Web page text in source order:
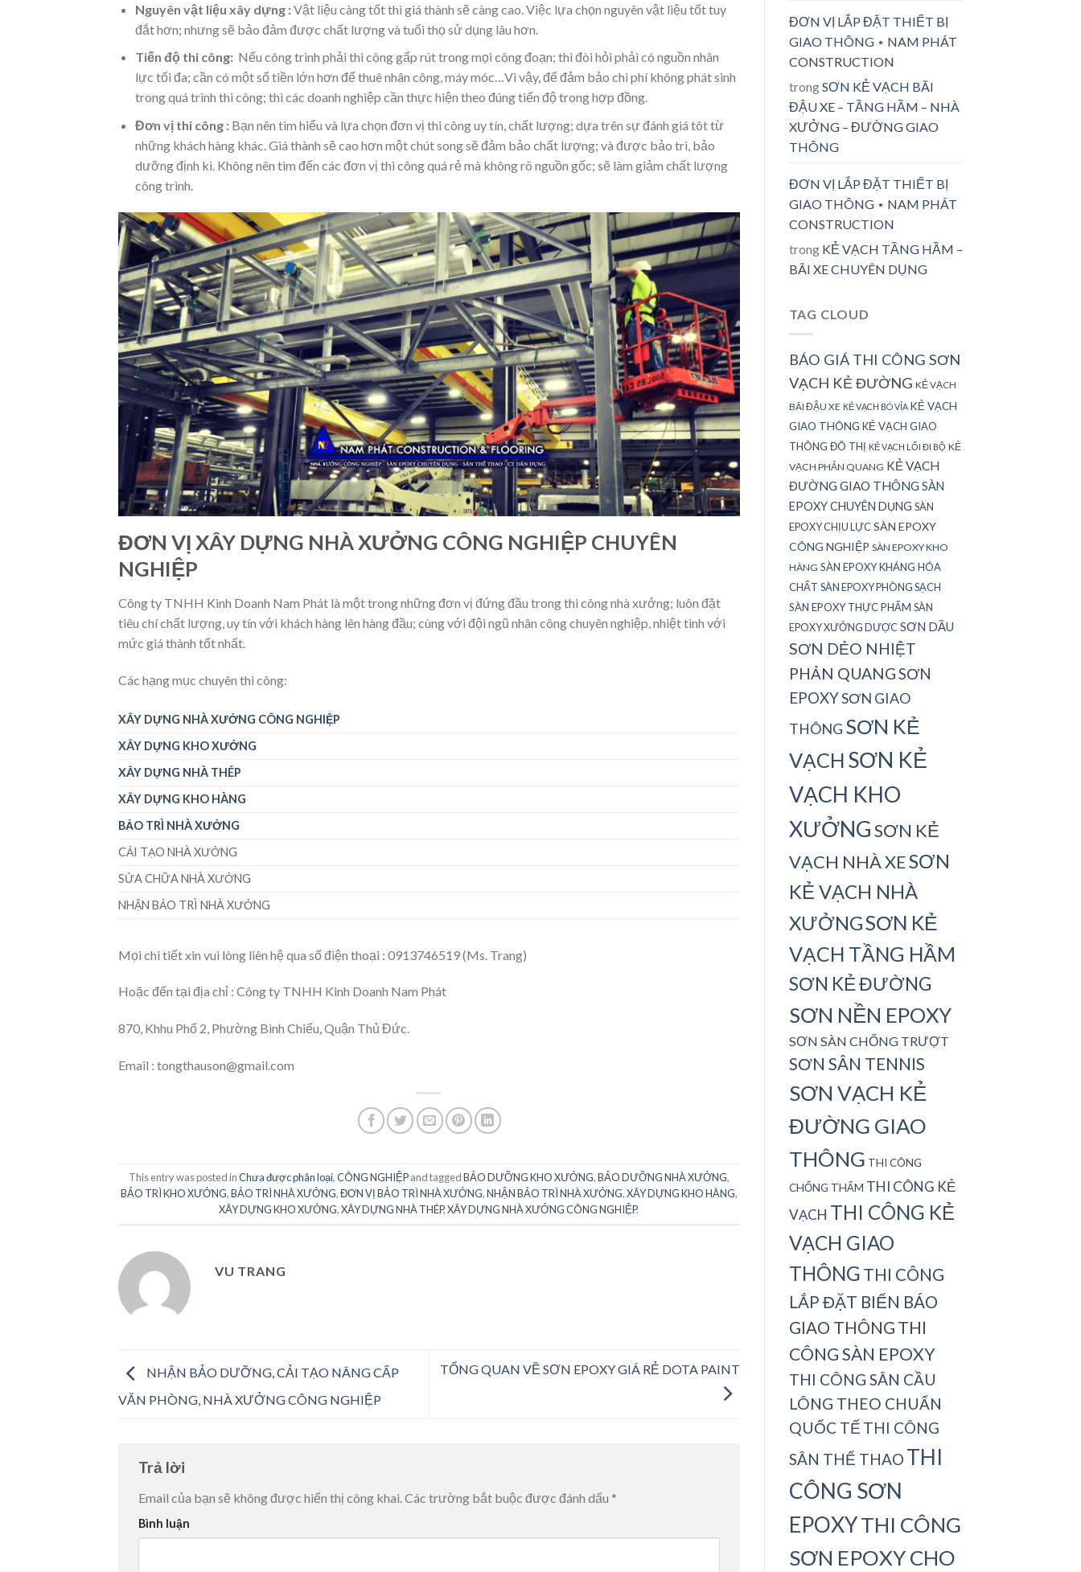
Nguyên vật liệu xây dựng :Vật liệu càng tốt thì giá thành sẽ càng cao. Việc lựa chọn nguyên vật liệu tốt tuy
đắt hơn; nhưng sẽ bảo đảm được chất lượng và tuổi thọ sử dụng lâu hơn.
Tiến độ thi công: Nếu công trình phải thi công gấp rút trong mọi công đoạn; thì đòi hỏi phải có nguồn nhân
lực tối đa; cần có một số tiền lớn hơn để thuê nhân công, máy móc…Vì vậy, để đảm bảo chi phí không phát sinh
trong quá trình thi công; thì các doanh nghiệp cần thực hiện theo đúng tiến độ trong hợp đồng.
Đơn vị thi công : Bạn nên tìm hiểu và lựa chọn đơn vị thi công uy tín, chất lượng; dựa trên sự đánh giá tôt từ
những khách hàng khác. Giá thành sẽ cao hơn một chút song sẽ đảm bảo chất lượng; và được bảo trì, bảo
dưỡng định kì. Không nên tìm đến các đơn vị thi công quá rẻ mà không rõ nguồn gốc; sẽ làm giảm chất lượng
công trình.
ĐƠN VỊ XÂY DỰNG NHÀ XƯỞNG CÔNG NGHIỆP CHUYÊN
NGHIỆP
Công ty TNHH Kinh Doanh Nam Phát là một trong những đơn vị đứng đầu trong thi công nhà xưởng; luôn đặt
tiêu chí chất lượng, uy tín với khách hàng lên hàng đầu; cùng với đội ngũ nhân công chuyên nghiệp, nhiệt tình với
mức giá thành tốt nhất.
Các hạng mục chuyên thi công:
XÂY DỰNG NHÀ XƯỞNG CÔNG NGHIỆP
XÂY DỰNG KHO XƯỞNG
XÂY DỰNG NHÀ THÉP
XÂY DỰNG KHO HÀNG
BẢO TRÌ NHÀ XƯỞNG
CẢI TẠO NHÀ XƯỞNG
SỬA CHỮA NHÀ XƯỞNG
NHẬN BẢO TRÌ NHÀ XƯỞNG
Mọi chi tiết xin vui lòng liên hệ qua số điện thoại : 0913746519 (Ms. Trang)
Hoặc đến tại địa chỉ : Công ty TNHH Kinh Doanh Nam Phát
870, Khhu Phố 2, Phường Bình Chiểu, Quận Thủ Đức.
Email : tongthauson@gmail.com
This entry was posted inChưa được phân loại,CÔNG NGHIỆPand taggedBẢO DƯỠNG KHO XƯỞNG,BẢO DƯỠNG NHÀ XƯỞNG,
BẢO TRÌ KHO XƯỞNG,BẢO TRÌ NHÀ XƯỞNG,ĐƠN VỊ BẢO TRÌ NHÀ XƯỞNG,NHẬN BẢO TRÌ NHÀ XƯỞNG,XÂY DỰNG KHO HÀNG,
XÂY DỰNG KHO XƯỞNG,XÂY DỰNG NHÀ THÉP,XÂY DỰNG NHÀ XƯỞNG CÔNG NGHIỆP.
VU TRANG
NHẬN BẢO DƯỠNG, CẢI TẠO NÂNG CẤP
VĂN PHÒNG, NHÀ XƯỞNG CÔNG NGHIỆP
TỔNG QUAN VỀ SƠN EPOXY GIÁ RẺ DOTA PAINT
Trả lời
Email của bạn sẽ không được hiển thị công khai.Các trường bắt buộc được đánh dấu *
Bình luận
ĐƠN VỊ LẮP ĐẶT THIẾT BỊ
GIAO THÔNG ⋆ NAM PHÁT
CONSTRUCTION
trongSƠN KẺ VẠCH BÃI
ĐẬU XE – TẦNG HẦM – NHÀ
XƯỞNG – ĐƯỜNG GIAO
THÔNG
ĐƠN VỊ LẮP ĐẶT THIẾT BỊ
GIAO THÔNG ⋆ NAM PHÁT
CONSTRUCTION
trong KẺ VẠCH TẦNG HẦM –
BÃI XE CHUYÊN DỤNG
TAG CLOUD
BÁO GIÁ THI CÔNG SƠN
VẠCH KẺ ĐƯỜNG KẺ VẠCH
BÃI ĐẬU XE KẺ VẠCH BÓ VỈA KẺ VẠCH
GIAO THÔNG KẺ VẠCH GIAO
THÔNG ĐÔ THỊ KẺ VẠCH LỐI ĐI BỘ KẺ
VẠCH PHẢN QUANG KẺ VẠCH
ĐƯỜNG GIAO THÔNG SÀN
EPOXY CHUYÊN DỤNG SÀN
EPOXY CHỊU LỰC SÀN EPOXY
CÔNG NGHIỆP SÀN EPOXY KHO
HÀNG SÀN EPOXY KHÁNG HÓA
CHẤT SÀN EPOXY PHÒNG SẠCH
SÀN EPOXY THỰC PHẨM SÀN
EPOXY XƯỞNG DƯỢC SƠN DẦU
SƠN DẺO NHIỆT
PHẢN QUANGSƠN
EPOXYSƠN GIAO
THÔNG SƠN KẺ
VẠCH SƠN KẺ
VẠCH KHO
XƯỞNGSƠN KẺ
VẠCH NHÀ XESƠN
KẺ VẠCH NHÀ
XƯỞNGSƠN KẺ
VẠCH TẦNG HẦM
SƠN KẺ ĐƯỜNG
SƠN NỀN EPOXY
SƠN SÀN CHỐNG TRƯỢT
SƠN SÂN TENNIS
SƠN VẠCH KẺ
ĐƯỜNG GIAO
THÔNG THI CÔNG
CHỐNG THẤM THI CÔNG KẺ
VẠCH THI CÔNG KẺ
VẠCH GIAO
THÔNG THI CÔNG
LẮP ĐẶT BIỂN BÁO
GIAO THÔNG THI
CÔNG SÀN EPOXY
THI CÔNG SÂN CẦU
LÔNG THEO CHUẨN
QUỐC TẾ THI CÔNG
SÂN THỂ THAO THI
CÔNG SƠN
EPOXYTHI CÔNG
SƠN EPOXY CHO